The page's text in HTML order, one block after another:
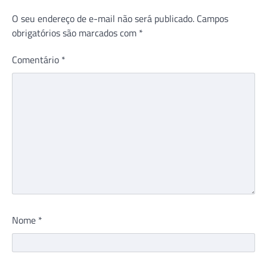
O seu endereço de e-mail não será publicado. Campos
obrigatórios são marcados com *
Comentário *
Nome *